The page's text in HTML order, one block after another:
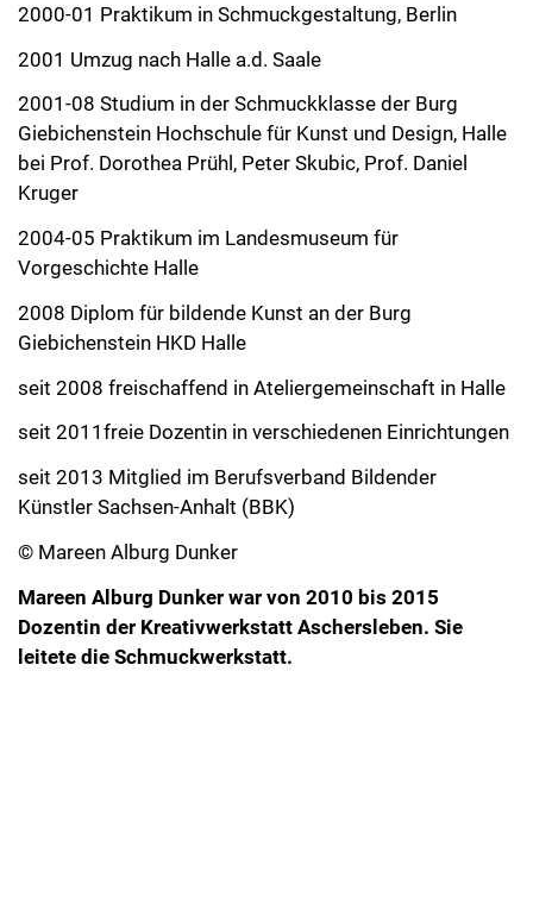
2000-01 Praktikum in Schmuckgestaltung, Berlin
2001 Umzug nach Halle a.d. Saale
2001-08 Studium in der Schmuckklasse der Burg
Giebichenstein Hochschule für Kunst und Design, Halle
bei Prof. Dorothea Prühl, Peter Skubic, Prof. Daniel
Kruger
2004-05 Praktikum im Landesmuseum für
Vorgeschichte Halle
2008 Diplom für bildende Kunst an der Burg
Giebichenstein HKD Halle
seit 2008 freischaffend in Ateliergemeinschaft in Halle
seit 2011freie Dozentin in verschiedenen Einrichtungen
seit 2013 Mitglied im Berufsverband Bildender
Künstler Sachsen-Anhalt (BBK)
© Mareen Alburg Dunker
Mareen Alburg Dunker war von 2010 bis 2015
Dozentin der Kreativwerkstatt Aschersleben. Sie
leitete die Schmuckwerkstatt.